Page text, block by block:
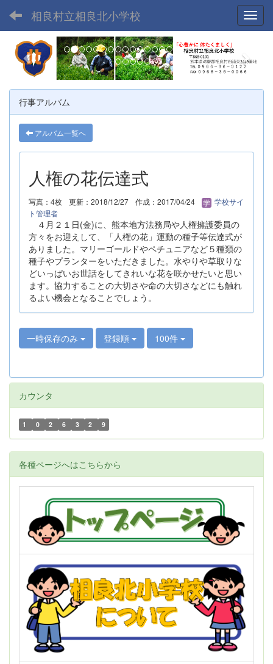
相良村立相良北小学校
p
r
e
v
i
o
u
e
x
t
行事アルバム
アルバム一覧へ
人権の花伝達式
写真：4枚 更新：2018/12/27 作成：2017/04/24
学校サイ
ト管理者
４月２１日(金)に、熊本地方法務局や人権擁護委員の
方々をお迎えして、「人権の花」運動の種子等伝達式が
ありました。マリーゴールドやペチュニアなど５種類の
種子やプランターをいただきました。水やりや草取りな
どいっぱいお世話をしてきれいな花を咲かせたいと思い
ます。協力することの大切さや命の大切さなどにも触れ
るよい機会となることでしょう。
一時保存のみ 登録順 100件
カウンタ
1 0 2 6 3 2 9
各種ページへはこちらから